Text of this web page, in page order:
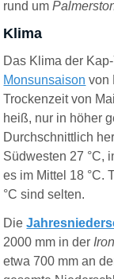
rund um
Klima
Das Klima der
Monsunsaison von
Trockenzeit von
heiß, nur in höher
Durchschnittlich
Südwesten 27 °C,
es im Mittel 18 °C.
°C sind selten.
Die
2000 mm in der
etwa 700 mm an